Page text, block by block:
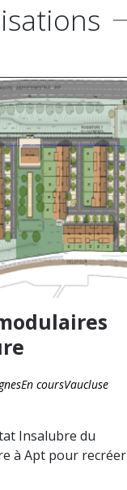
En coursVaucluse
Insalubre du
à Apt pour recréer